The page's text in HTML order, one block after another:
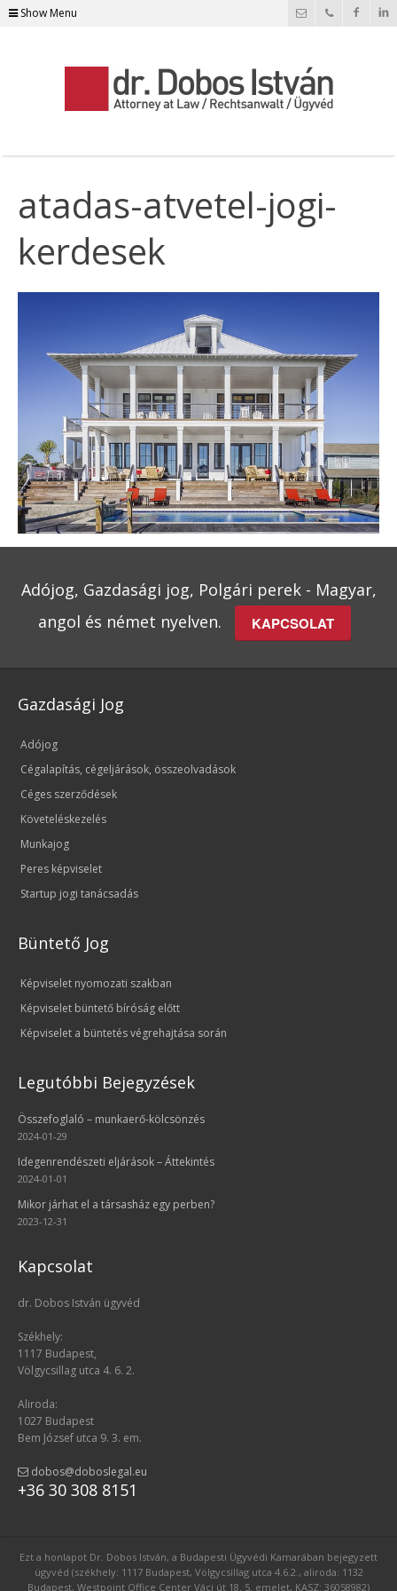
Show Menu
atadas-atvetel-jogi-
kerdesek
Adójog, Gazdasági jog, Polgári perek - Magyar,
angol és német nyelven.
KAPCSOLAT
Gazdasági Jog
Adójog
Cégalapítás, cégeljárások, összeolvadások
Céges szerződések
Követeléskezelés
Munkajog
Peres képviselet
Startup jogi tanácsadás
Büntető Jog
Képviselet nyomozati szakban
Képviselet büntető bíróság előtt
Képviselet a büntetés végrehajtása során
Legutóbbi Bejegyzések
Összefoglaló – munkaerő-kölcsönzés
2024-01-29
Idegenrendészeti eljárások – Áttekintés
2024-01-01
Mikor járhat el a társasház egy perben?
2023-12-31
Kapcsolat
dr. Dobos István ügyvéd
Székhely:
1117 Budapest,
Völgycsillag utca 4. 6. 2.
Aliroda:
1027 Budapest
Bem József utca 9. 3. em.
dobos@doboslegal.eu
+36 30 308 8151
Ezt a honlapot Dr. Dobos István, a Budapesti Ügyvédi Kamarában bejegyzett
ügyvéd (székhely: 1117 Budapest, Völgycsillag utca 4.6.2., aliroda: 1132
Budapest, Westpoint Office Center Váci út 18. 5. emelet, KASZ: 36058982)